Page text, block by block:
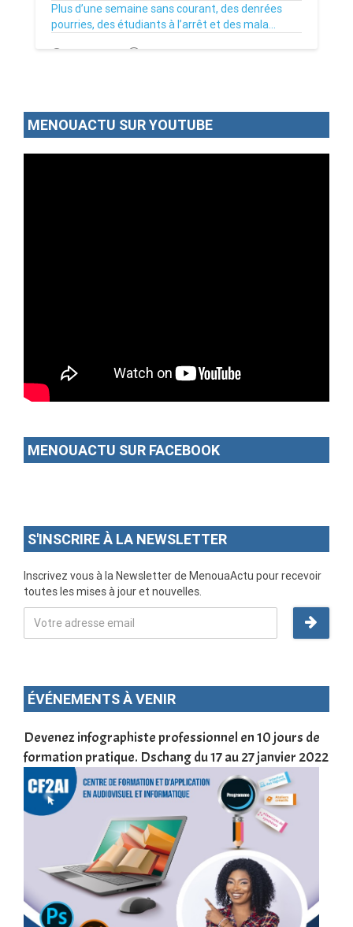
Plus d’une semaine sans courant, des denrées
pourries, des étudiants à l’arrêt et des mala...
02/07/26 Par MenouActu 0
MENOUACTU SUR YOUTUBE
MENOUACTU SUR FACEBOOK
S'INSCRIRE À LA NEWSLETTER
Inscrivez vous à la Newsletter de MenouaActu pour recevoir
toutes les mises à jour et nouvelles.
ÉVÉNEMENTS À VENIR
Devenez infographiste professionnel en 10 jours de
formation pratique. Dschang du 17 au 27 janvier 2022